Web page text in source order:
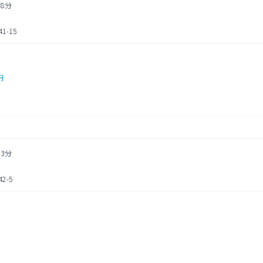
分
15
分
5